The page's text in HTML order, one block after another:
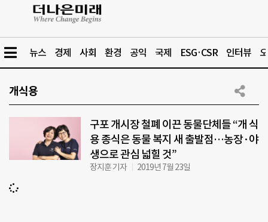
뉴스 경제 사회 환경 공익 국제 ESG·CSR 인터뷰
개식용
구포 개시장 철폐 이끈 동물단체들 “개 식
용 종식은 동물 복지 새 출발점…농장·야
생으로 관심 넓힐 것”
장지훈 기자 2019년 7월 23일